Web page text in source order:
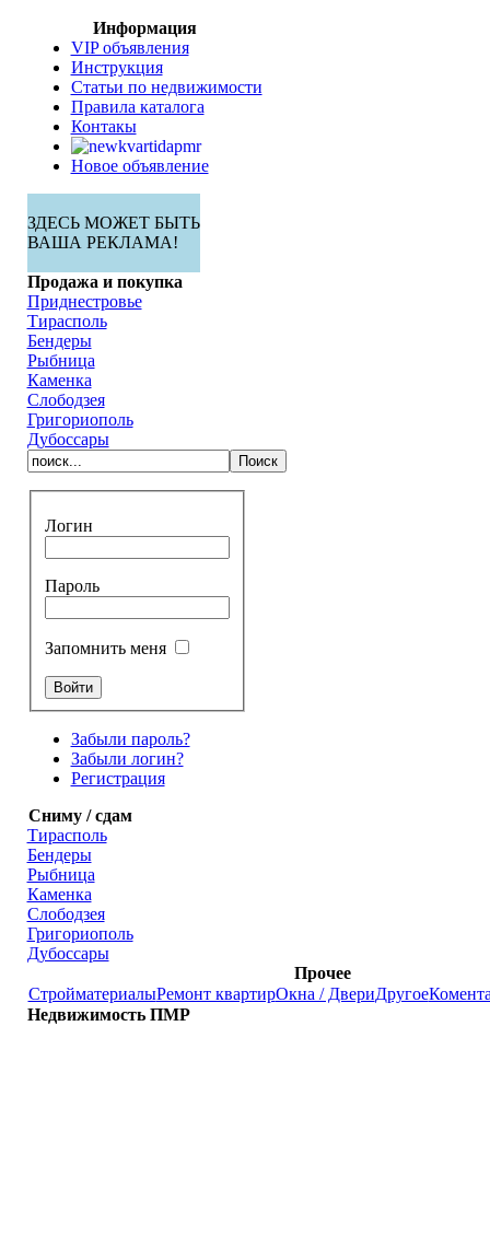
Информация
VIP объявления
Инструкция
Статьи по недвижимости
Правила каталога
Контакы
Новое объявление
ЗДЕСЬ МОЖЕТ БЫТЬ
ВАША РЕКЛАМА!
Продажа и покупка
Приднестровье
Тирасполь
Бендеры
Рыбница
Каменка
Слободзея
Григориополь
Дубоссары
Логин
Пароль
Запомнить меня
Забыли пароль?
Забыли логин?
Регистрация
Сниму / сдам
Тирасполь
Бендеры
Рыбница
Каменка
Слободзея
Григориополь
Дубоссары
Прочее
СтройматериалыРемонт квартирОкна / ДвериДругое
Недвижимость ПМР